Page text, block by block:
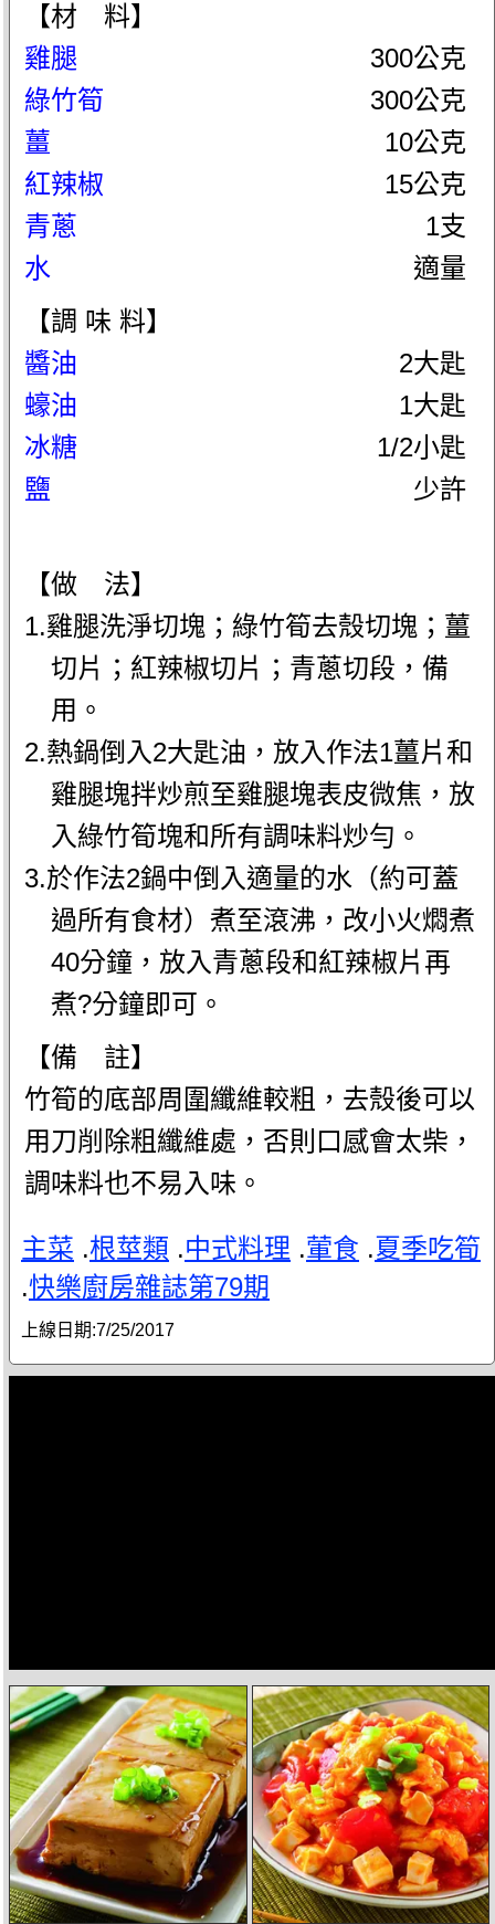
【材 料】
雞腿
300公克
綠竹筍
300公克
薑
10公克
紅辣椒
15公克
青蔥
1支
水
適量
【調 味 料】
醬油
2大匙
蠔油
1大匙
冰糖
1/2小匙
鹽
少許
【做 法】
1.雞腿洗淨切塊；綠竹筍去殼切塊；薑
切片；紅辣椒切片；青蔥切段，備
用。
2.熱鍋倒入2大匙油，放入作法1薑片和
雞腿塊拌炒煎至雞腿塊表皮微焦，放
入綠竹筍塊和所有調味料炒勻。
3.於作法2鍋中倒入適量的水（約可蓋
過所有食材）煮至滾沸，改小火燜煮
40分鐘，放入青蔥段和紅辣椒片再
煮?分鐘即可。
【備 註】
竹筍的底部周圍纖維較粗，去殼後可以
用刀削除粗纖維處，否則口感會太柴，
調味料也不易入味。
主菜 .根莖類 .中式料理 .葷食 .夏季吃筍
.快樂廚房雜誌第79期
上線日期:7/25/2017